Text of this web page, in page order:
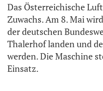
Das Österreichische
Zuwachs. Am 8. Mai
der deutschen
Thalerhof landen und
werden. Die Maschine
Einsatz.